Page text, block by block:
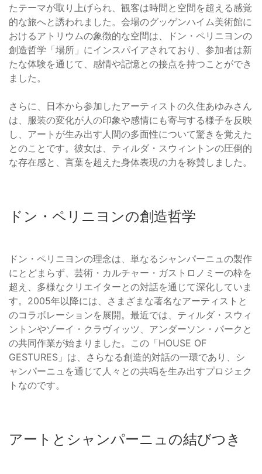
たテーマが取り上げられ、観客は時間と空間を超える感覚
的な旅へと誘われました。会場のグッゲンハイム美術館に
おけるアトリウムの象徴的な空間は、ドン・ペリニヨンの
創造哲学「場所」にインスパイアされており、参加者は新
たな体験を通じて、感情や記憶との接点を持つことができ
ました。
さらに、日本から参加したアーティストの久住あゆみさん
は、服装の変化が人の印象や感情にも寄与する様子を反映
し、アートが生み出す人間の多面性について驚きを覚えた
とのことです。彼女は、ティルダ・スウィントンの圧倒的
な存在感と、言葉を超えた身体表現の力を称賛しました。
ドン・ペリニヨンの創造哲学
ドン・ペリニヨンの理念は、単なるシャンパーニュの製作
にとどまらず、芸術・カルチャー・ガストロノミーの枠を
超え、多様なクリエイターとの対話を通じて深化していま
す。2005年以降には、さまざまな著名なアーティストと
のコラボレーションを展開。最近では、ティルダ・スウィ
ントンやゾーイ・クラヴィッツ、アンダーソン・パークと
の共同作業が始まりました。この「HOUSE OF
GESTURES」は、さらなる創造的対話の一環であり、シ
ャンパーニュを通じて人々との共鳴を生み出すプロジェク
トなのです。
アートとシャンパーニュの結びつき